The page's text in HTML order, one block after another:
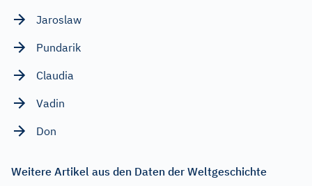
Jaroslaw
Pundarik
Claudia
Vadin
Don
Weitere Artikel aus den Daten der Weltgeschichte